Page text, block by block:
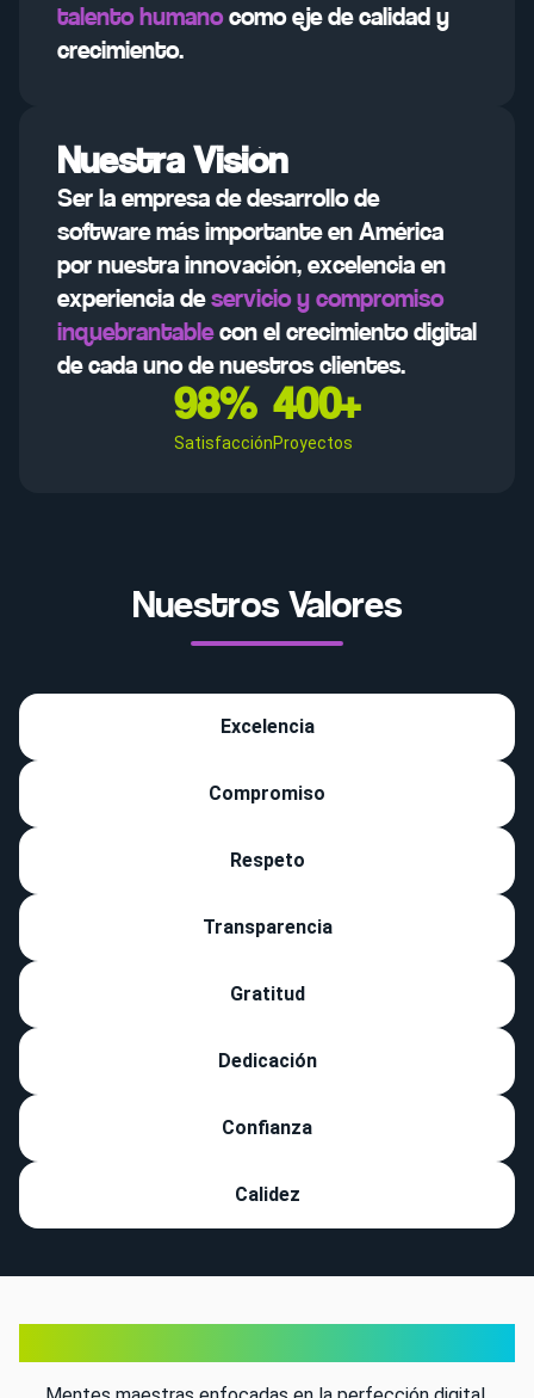
talento humanocomo eje de calidad y
crecimiento.
Nuestra Visión
Ser la empresa de desarrollo de
software más importante en América
por nuestra innovación, excelencia en
experiencia deservicio y compromiso
inquebrantablecon el crecimiento digital
de cada uno de nuestros clientes.
98%
Satisfacción
400+
Proyectos
Nuestros Valores
Excelencia
Compromiso
Respeto
Transparencia
Gratitud
Dedicación
Confianza
Calidez